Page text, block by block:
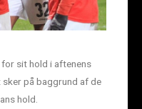
sit hold i aftenens
sker på baggrund af de
hold.